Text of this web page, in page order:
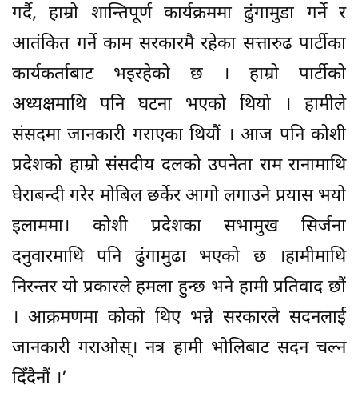
गर्दै, हाम्रो शान्तिपूर्ण कार्यक्रममा ढुंगामुडा गर्ने र
आतंकित गर्ने काम सरकारमै रहेका सत्तारुढ पार्टीका
कार्यकर्ताबाट भइरहेको छ । हाम्रो पार्टीको
अध्यक्षमाथि पनि घटना भएको थियो । हामीले
संसदमा जानकारी गराएका थियौं । आज पनि कोशी
प्रदेशको हाम्रो संसदीय दलको उपनेता राम रानामाथि
घेराबन्दी गरेर मोबिल छर्केर आगो लगाउने प्रयास भयो
इलाममा। कोशी प्रदेशका सभामुख सिर्जना
दनुवारमाथि पनि ढुंगामुढा भएको छ ।हामीमाथि
निरन्तर यो प्रकारले हमला हुन्छ भने हामी प्रतिवाद छौं
। आक्रमणमा कोको थिए भन्ने सरकारले सदनलाई
जानकारी गराओस्। नत्र हामी भोलिबाट सदन चल्न
दिँदैनौं ।’